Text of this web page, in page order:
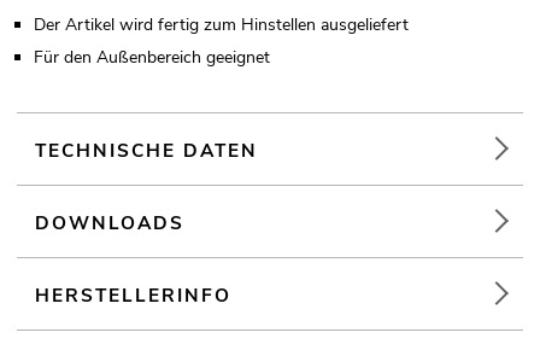
Der Artikel wird fertig zum Hinstellen ausgeliefert
Für den Außenbereich geeignet
TECHNISCHE DATEN
DOWNLOADS
HERSTELLERINFO